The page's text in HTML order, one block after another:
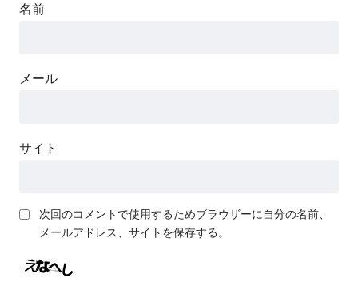
名前
メール
サイト
次回のコメントで使用するためブラウザーに自分の名前、
メールアドレス、サイトを保存する。